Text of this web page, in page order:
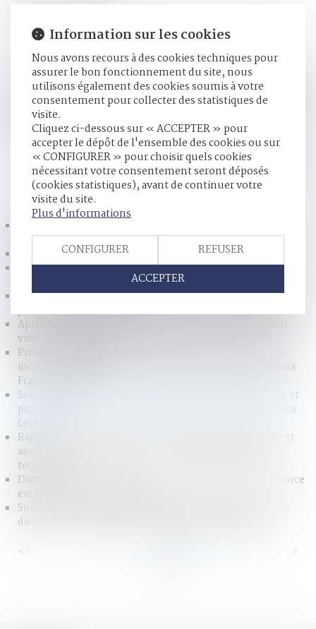
Patrimoine et succession
Source :www.efl.fr
Les bénéfices et dividendes provenant de parts sociales
acquises durant le mariage, que l’époux associé perçoit
durant l’indivision post-communautaire sont des fruits
accroissant l’indivision. Il en est ainsi même si la qualité
d’associé attachée aux parts ne relève pas de l’indivision...
Lire la suite
HISTORIQUE
est parfois possible - Éditions Francis Lefebvre
Mariage : quelles sont les contraintes légales ? - Capital.fr
Le « droit de visite » concerne aussi les grands-parents,
selon la justice européenne
Confiscation du produit de l’infraction : pas d’exigence de
proportionnalité - Atteinte aux biens | Dalloz Actualité
Après un divorce, veillez à bouger et ne pas fumer pour
vivre plus longtemps
Prouver l’indépendance financière de l’enfant majeur
incombe au débiteur de la pension alimentaire - Éditions
Francis Lefebvre
Sort des bénéfices et dividendes perçus après le divorce et
provenant de parts sociales communes - Éditions Francis
Lefebvre
Rappels utiles sur la distinction entre bande organisée et
association de malfaiteurs - Criminalité organisée et
terrorisme
Divorce pour faute - Avoir une relation en cours de divorce
est risqué | service-public.fr
Succession : contestation d'un partage et application de
dispositions transitoires - Éditions Francis Lefebvre
<<
>
Information sur les cookies
Nous avons recours à des cookies techniques pour
assurer le bon fonctionnement du site, nous
utilisons également des cookies soumis à votre
consentement pour collecter des statistiques de
visite.
Cliquez ci-dessous sur « ACCEPTER » pour
accepter le dépôt de l'ensemble des cookies ou sur
« CONFIGURER » pour choisir quels cookies
nécessitant votre consentement seront déposés
(cookies statistiques), avant de continuer votre
visite du site.
Plus d'informations
CONFIGURER
REFUSER
ACCEPTER